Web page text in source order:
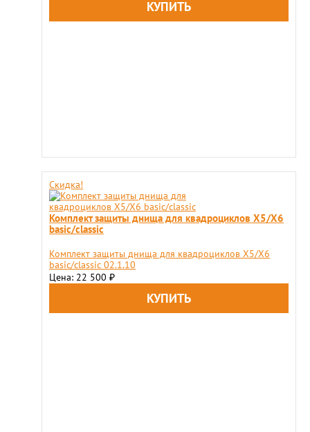
Скидка!
Комплект защиты днища для квадроциклов X5/X6
basic/classic
Комплект защиты днища для квадроциклов X5/X6
basic/classic 02.1.10
Цена: 22 500 ₽